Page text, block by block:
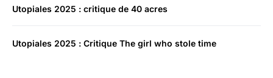
Utopiales 2025 : critique de 40 acres
Utopiales 2025 : Critique The girl who stole time